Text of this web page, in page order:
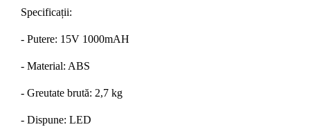
Specificații:
- Putere: 15V 1000mAH
- Material: ABS
- Greutate brută: 2,7 kg
- Dispune: LED